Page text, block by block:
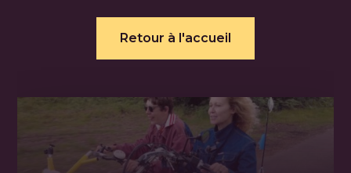
Retour à l'accueil